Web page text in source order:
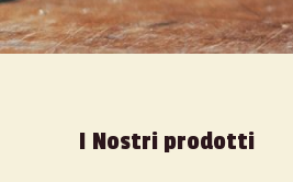
I Nostri prodotti